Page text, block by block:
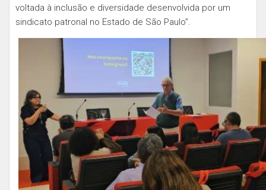
voltada à inclusão e diversidade desenvolvida por um
sindicato patronal no Estado de São Paulo”.